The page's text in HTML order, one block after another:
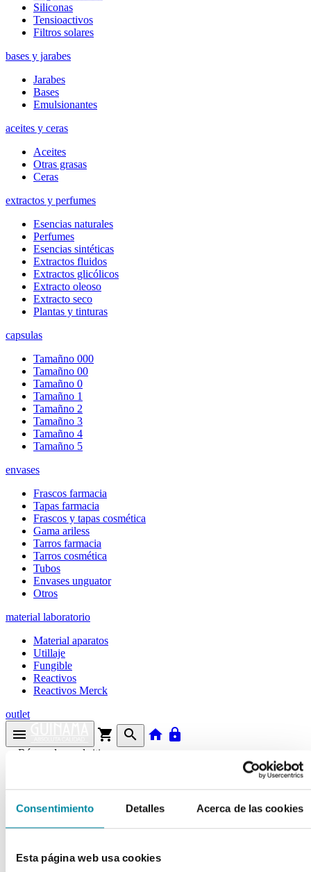
Consentimiento Detalles Acerca de las cookies
Esta página web usa cookies
Siliconas
Tensioactivos
Filtros solares
bases y jarabes
Jarabes
Bases
Emulsionantes
aceites y ceras
Aceites
Otras grasas
Ceras
extractos y perfumes
Esencias naturales
Perfumes
Esencias sintéticas
Extractos fluidos
Extractos glicólicos
Extracto oleoso
Extracto seco
Plantas y tinturas
capsulas
Tamañno 000
Tamañno 00
Tamañno 0
Tamañno 1
Tamañno 2
Tamañno 3
Tamañno 4
Tamañno 5
envases
Frascos farmacia
Tapas farmacia
Frascos y tapas cosmética
Gama ariless
Tarros farmacia
Tarros cosmética
Tubos
Envases unguator
Otros
material laboratorio
Material aparatos
Utillaje
Fungible
Reactivos
Reactivos Merck
outlet
menu shopping_cart search home lock
Búsqueda en el sitio
Actualmente se encuentra en:
Inicio >>
PIRANTEL EMBONATO
arrow_backFicha de producto